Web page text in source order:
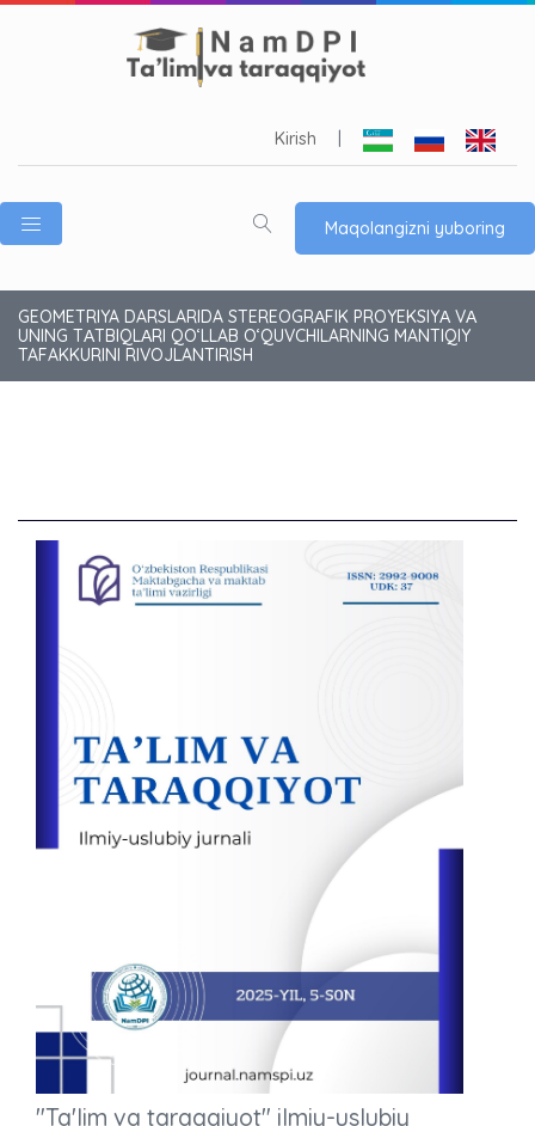
Kirish
Maqolangizni yuboring
GEOMETRIYA DARSLARIDA STEREOGRАFIK PROYEKSIYА VА
UNING TАTBIQLАRI QO‘LLAB O‘QUVCHILARNING MANTIQIY
TAFAKKURINI RIVOJLANTIRISH
"Ta'lim va taraqqiyot" ilmiy-uslubiy